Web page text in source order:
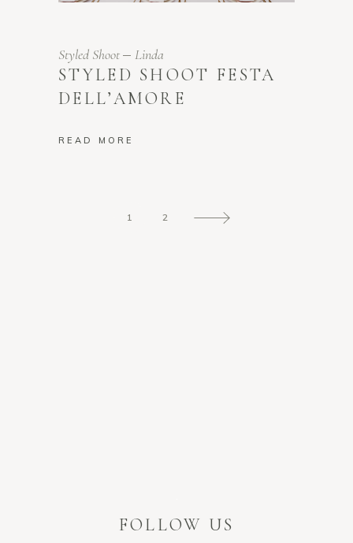
Styled Shoot Linda
STYLED SHOOT FESTA
DELL’AMORE
READ MORE
1 2
FOLLOW US